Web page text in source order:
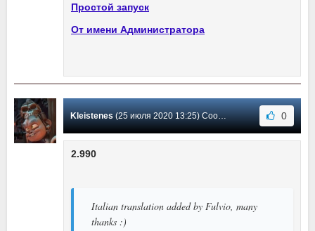
Простой запуск
От имени Администратора
Kleistenes(25 июля 2020 13:25) Сообщение #37 0
2.990
Italian translation added by Fulvio, many
thanks :)